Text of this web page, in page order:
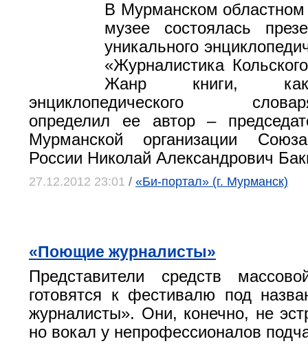
В Мурманском областном
музее состоялась
уникального
«Журналистика
Жанр книги, как
энциклопедического словаря-
определил ее автор –
Мурманской организации
России Николай Александрович
27.12.2012 23:01 / «Би-портал» (г. Мурманск)
«Поющие журналисты»
Представители средств
готовятся к фестивалю под
журналисты». Они, конечно, не
но вокал у непрофессионалов